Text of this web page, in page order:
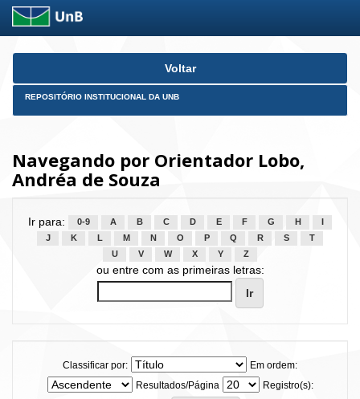
Skip
Voltar
REPOSITÓRIO INSTITUCIONAL DA UNB
Navegando por Orientador Lobo,
Andréa de Souza
Ir para: 0-9 A B C D E F G H
J
K L M N O P Q R S
T
U
V W X Y Z
ou entre com as primeiras letras:
Classificar por:
Em ordem:
Resultados/Página
Registro(s):